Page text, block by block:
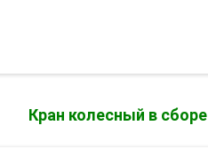
Кран колесный в сборе